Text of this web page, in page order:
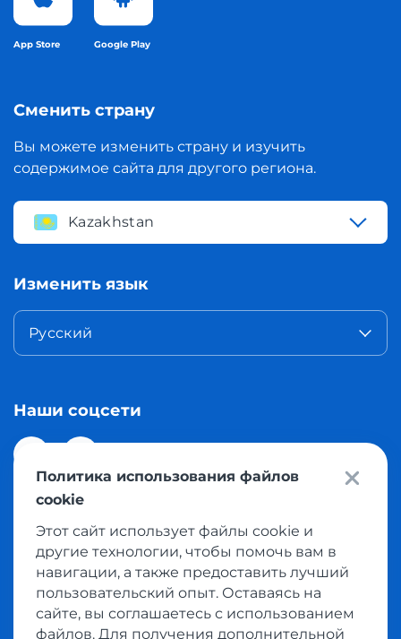
App Store Google Play
Сменить страну
Вы можете изменить страну и изучить
содержимое сайта для другого региона.
Kazakhstan
Изменить язык
Русский
Наши соцсети
© 2026 Meest Shopping доставка покупок с интернет
магазинов мира в Казахстан. Все права защищены
Политика конфиденциальности
Политика использования файлов
cookie
Этот сайт использует файлы cookie и
другие технологии, чтобы помочь вам в
навигации, а также предоставить лучший
пользовательский опыт. Оставаясь на
сайте, вы соглашаетесь с использованием
файлов. Для получения дополнительной